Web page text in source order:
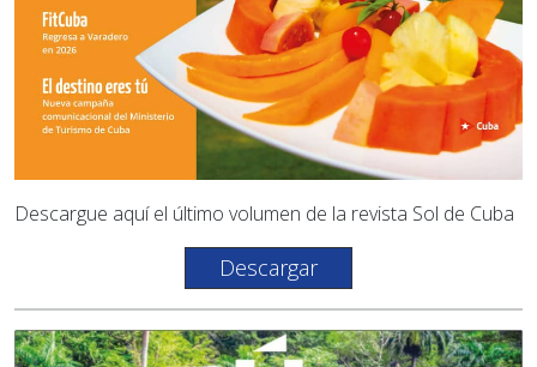
Descargue aquí el último volumen de la revista Sol de Cuba
Descargar